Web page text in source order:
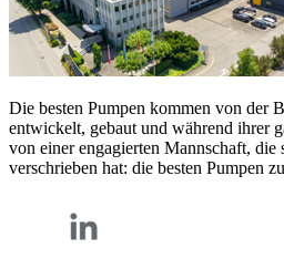
Die besten Pumpen kommen von der
entwickelt, gebaut und während ihrer
von einer engagierten Mannschaft, die
verschrieben hat: die besten Pumpen